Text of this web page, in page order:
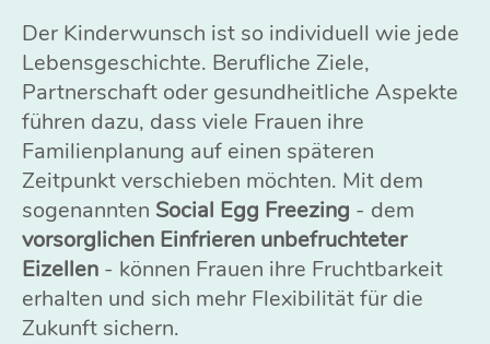
Der Kinderwunsch ist so individuell wie jede
Lebensgeschichte. Berufliche Ziele,
Partnerschaft oder gesundheitliche Aspekte
führen dazu, dass viele Frauen ihre
Familienplanung auf einen späteren
Zeitpunkt verschieben möchten. Mit dem
sogenannten Social Egg Freezing - dem
vorsorglichen Einfrieren unbefruchteter
Eizellen - können Frauen ihre Fruchtbarkeit
erhalten und sich mehr Flexibilität für die
Zukunft sichern.